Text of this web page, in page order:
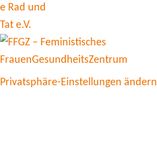
Privatsphäre-Einstellungen ändern